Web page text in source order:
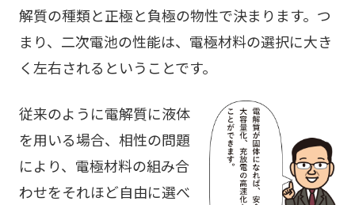
解質の種類と正極と負極の物性で決まります。つ
まり、二次電池の性能は、電極材料の選択に大き
く左右されるということです。
従来のように電解質に液体
を用いる場合、相性の問題
により、電極材料の組み合
わせをそれほど自由に選べ